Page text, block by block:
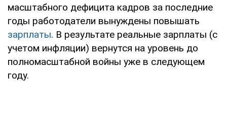
масштабного дефицита кадров за последние
годы работодатели вынуждены повышать
зарплаты. В результате реальные зарплаты (с
учетом инфляции) вернутся на уровень до
полномасштабной войны уже в следующем
году.